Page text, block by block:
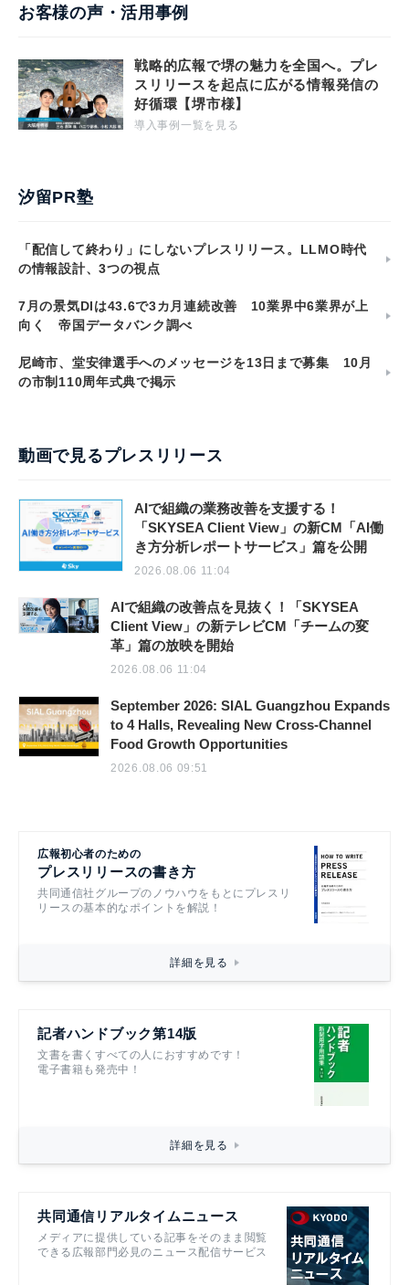
お客様の声・活用事例
戦略的広報で堺の魅力を全国へ。プレ
スリリースを起点に広がる情報発信の
好循環【堺市様】
導入事例一覧を見る
汐留PR塾
「配信して終わり」にしないプレスリリース。LLMO時代
の情報設計、3つの視点
7月の景気DIは43.6で3カ月連続改善 10業界中6業界が上
向く 帝国データバンク調べ
尼崎市、堂安律選手へのメッセージを13日まで募集 10月
の市制110周年式典で掲示
動画で見るプレスリリース
AIで組織の業務改善を支援する！
「SKYSEA Client View」の新CM「AI働
き方分析レポートサービス」篇を公開
2026.08.06 11:04
AIで組織の改善点を見抜く！「SKYSEA
Client View」の新テレビCM「チームの変
革」篇の放映を開始
2026.08.06 11:04
September 2026: SIAL Guangzhou Expands
to 4 Halls, Revealing New Cross-Channel
Food Growth Opportunities
2026.08.06 09:51
広報初心者のための
プレスリリースの書き方
共同通信社グループのノウハウをもとにプレスリ
リースの基本的なポイントを解説！
詳細を見る
記者ハンドブック第14版
文書を書くすべての人におすすめです！
電子書籍も発売中！
詳細を見る
共同通信リアルタイムニュース
メディアに提供している記事をそのまま閲覧
できる広報部門必見のニュース配信サービス